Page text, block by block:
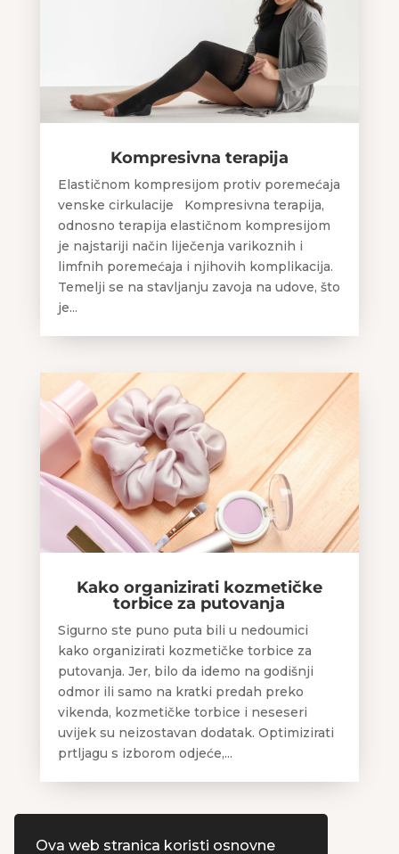
Ova web stranica koristi osnovne
Kompresivna terapija
Elastičnom kompresijom protiv poremećaja
venske cirkulacije Kompresivna terapija,
odnosno terapija elastičnom kompresijom
je najstariji način liječenja varikoznih i
limfnih poremećaja i njihovih komplikacija.
Temelji se na stavljanju zavoja na udove, što
je...
Kako organizirati kozmetičke
torbice za putovanja
Sigurno ste puno puta bili u nedoumici
kako organizirati kozmetičke torbice za
putovanja. Jer, bilo da idemo na godišnji
odmor ili samo na kratki predah preko
vikenda, kozmetičke torbice i neseseri
uvijek su neizostavan dodatak. Optimizirati
prtljagu s izborom odjeće,...